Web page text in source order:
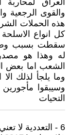
العراق
والقوى الرجعية
هذه الحملات
كل انواع الاسلحة
سقطت بسبب
له وهذا هو
الشعب اما بعض
وما يلجأ لذلك
وسيبقوا
التحيات
6 - التعددية لا تعني التعايش الطبقي